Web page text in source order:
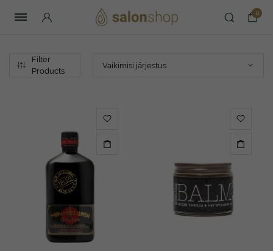
0
Filter
Products